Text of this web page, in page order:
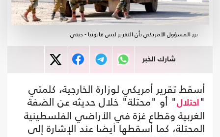
برر المسؤول الأمريكي بأن التقرير ليس قانونيا - جيتي
شارك الخبر
أسقط تقرير أمريكي لوزارة الخارجية، كلمتي
" احتلال" أو "محتلة" خلال حديثه عن الضفة
الغربية وقطاع غزة في الأراضي الفلسطينية
المحتلة، كما أسقطها أيضا عند الإشارة إلى